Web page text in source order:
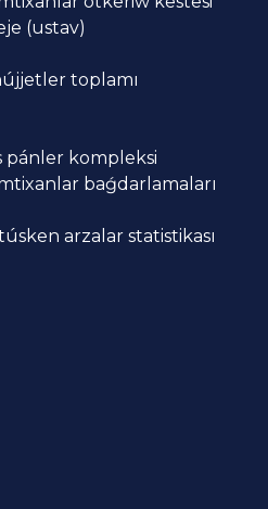
(ustav)
toplamı
pánler kompleksi
baǵdarlamaları
arzalar statistikası